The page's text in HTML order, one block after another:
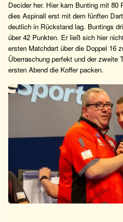
Decider her. Hier kam Bunting mit 80
dies Aspinall erst mit dem fünften
deutlich in Rückstand lag. Buntings
über 42 Punkten. Er ließ sich hier
ersten Matchdart über die Doppel 16
Überraschung perfekt und der zweite
ersten Abend die Koffer packen.